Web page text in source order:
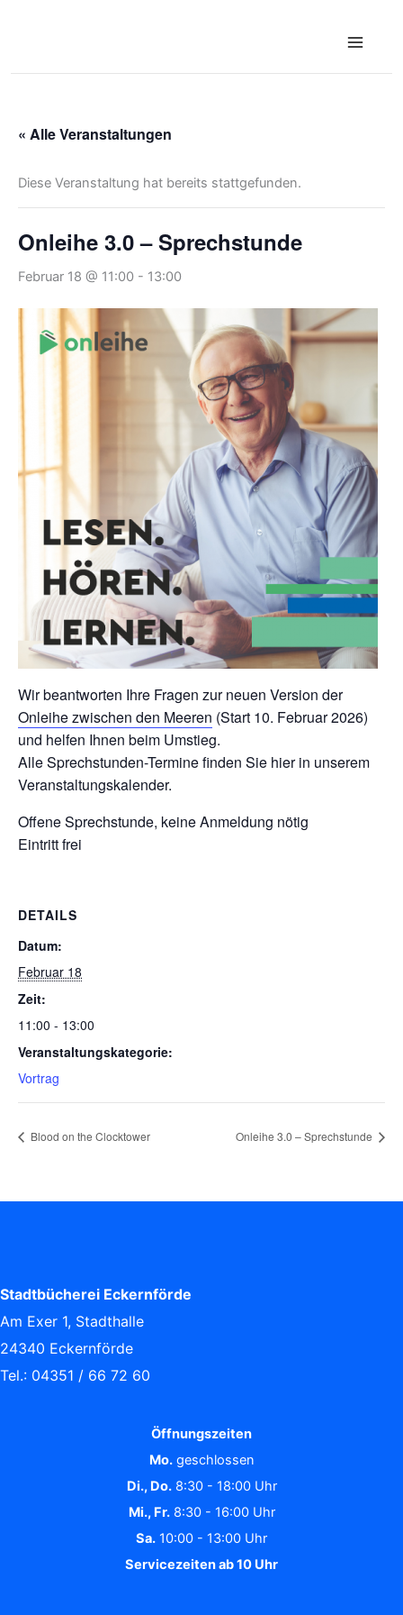
springen
« Alle Veranstaltungen
Diese Veranstaltung hat bereits stattgefunden.
Onleihe 3.0 – Sprechstunde
Februar 18 @ 11:00 - 13:00
Wir beantworten Ihre Fragen zur neuen Version der
Onleihe zwischen den Meeren (Start 10. Februar 2026)
und helfen Ihnen beim Umstieg.
Alle Sprechstunden-Termine finden Sie hier in unserem
Veranstaltungskalender.
Offene Sprechstunde, keine Anmeldung nötig
Eintritt frei
DETAILS
Datum:
Februar 18
Zeit:
11:00 - 13:00
Veranstaltungskategorie:
Vortrag
Blood on the Clocktower Onleihe 3.0 – Sprechstunde
Stadtbücherei Eckernförde
Am Exer 1, Stadthalle
24340 Eckernförde
Tel.: 04351 / 66 72 60
Öffnungszeiten
Mo.geschlossen
Di., Do.8:30 - 18:00 Uhr
Mi., Fr.8:30 - 16:00 Uhr
Sa. 10:00 - 13:00 Uhr
Servicezeiten ab 10 Uhr